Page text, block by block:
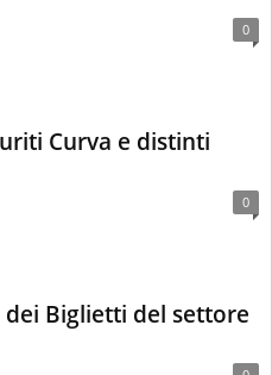
0
Curva e distinti
0
Biglietti del settore